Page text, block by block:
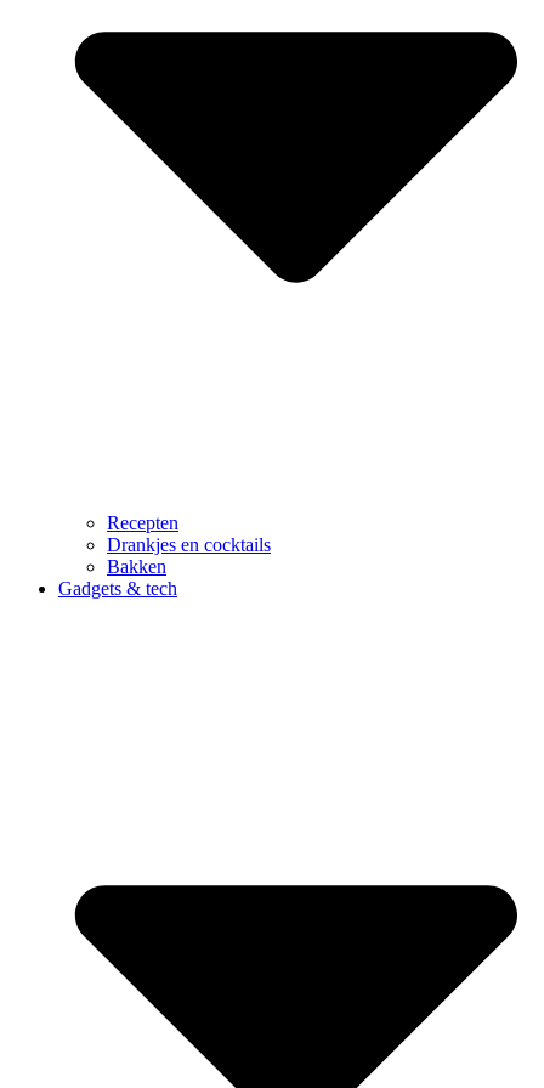
Recepten
Drankjes en cocktails
Bakken
Gadgets & tech